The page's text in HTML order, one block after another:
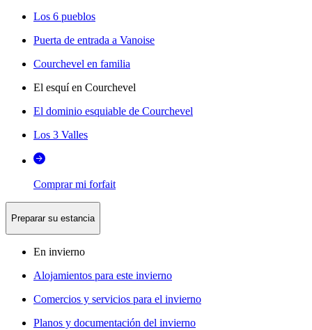
Los 6 pueblos
Puerta de entrada a Vanoise
Courchevel en familia
El esquí en Courchevel
El dominio esquiable de Courchevel
Los 3 Valles
Comprar mi forfait
Preparar su estancia
En invierno
Alojamientos para este invierno
Comercios y servicios para el invierno
Planos y documentación del invierno